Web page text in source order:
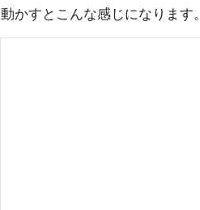
動かすとこんな感じになります。